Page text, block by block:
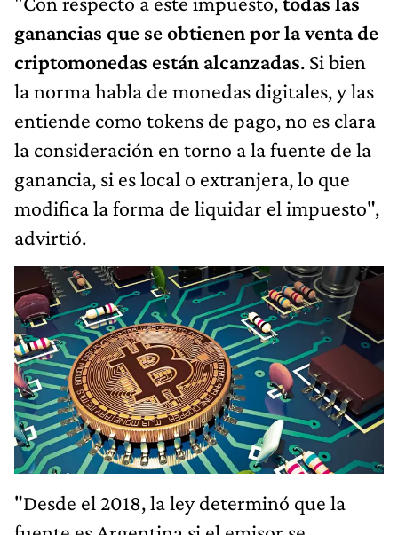
ganancias que se obtienen por la venta de
criptomonedas están alcanzadas. Si bien
la norma habla de monedas digitales, y las
entiende como tokens de pago, no es clara
la consideración en torno a la fuente de la
ganancia, si es local o extranjera, lo que
modifica la forma de liquidar el impuesto",
advirtió.
"Desde el 2018, la ley determinó que la